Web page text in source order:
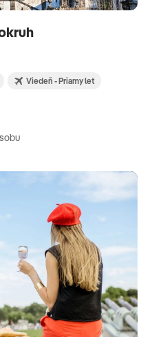
Viedeň - Priamy let